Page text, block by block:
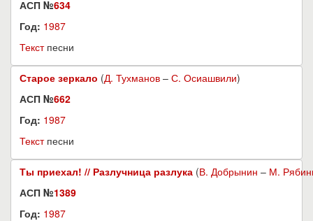
АСП №634
Год: 1987
Текстпесни
Старое зеркало (Д. Тухманов – С. Осиашвили)
АСП №662
Год: 1987
Текстпесни
Ты приехал! // Разлучница разлука (В. Добрынин – М.
АСП №1389
Год: 1987